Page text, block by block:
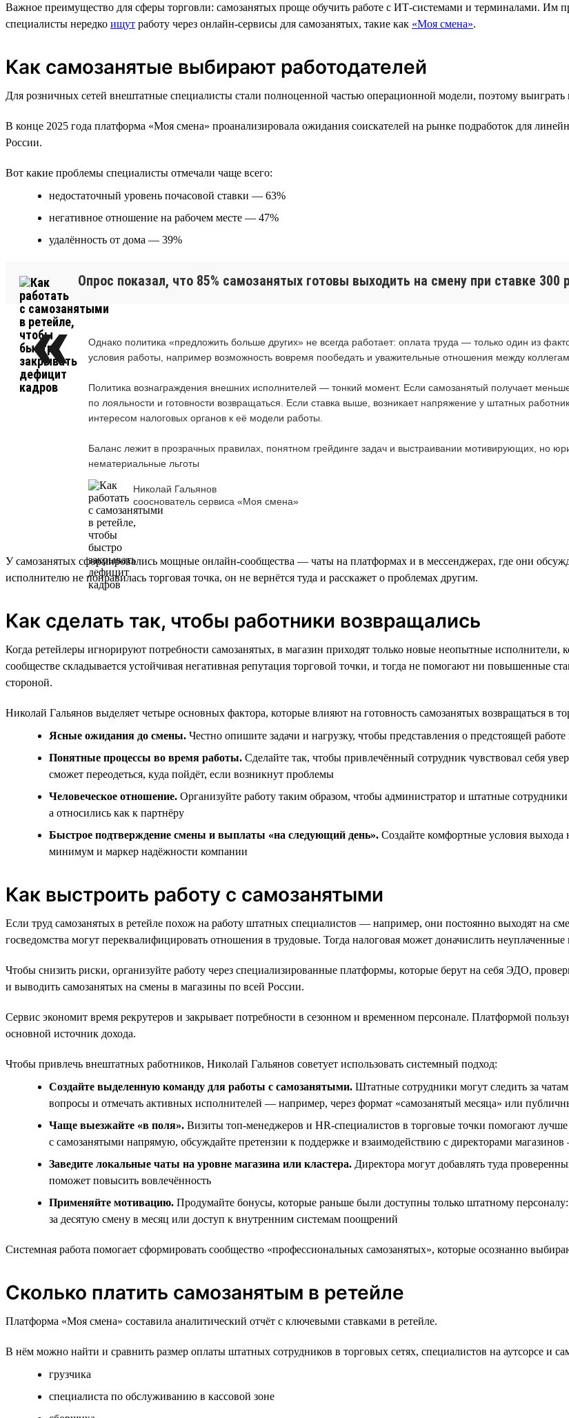
Важное преимущество для сферы торговли: самозанятых проще обучить работе с ИТ-системами и терминалами.
специалисты нередко ищут работу через онлайн-сервисы для самозанятых, такие как «Моя смена».
Как самозанятые выбирают работодателей
Для розничных сетей внештатные специалисты стали полноценной частью операционной модели, поэтому
В конце 2025 года платформа «Моя смена» проанализировала ожидания соискателей на рынке подработок для
России.
Вот какие проблемы специалисты отмечали чаще всего:
недостаточный уровень почасовой ставки — 63%
негативное отношение на рабочем месте — 47%
удалённость от дома — 39%
Опрос показал, что 85% самозанятых готовы выходить на смену при ставке 300
Однако политика «предложить больше других» не всегда работает: оплата труда — только один из
условия работы, например возможность вовремя пообедать и уважительные отношения между
Политика вознаграждения внешних исполнителей — тонкий момент. Если самозанятый получает
по лояльности и готовности возвращаться. Если ставка выше, возникает напряжение у штатных
интересом налоговых органов к её модели работы.
Баланс лежит в прозрачных правилах, понятном грейдинге задач и выстраивании мотивирующих, но
нематериальные льготы
Николай Гальянов
сооснователь сервиса «Моя смена»
У самозанятых сформировались мощные онлайн‑сообщества — чаты на платформах и в мессенджерах, где они
исполнителю не понравилась торговая точка, он не вернётся туда и расскажет о проблемах другим.
Как сделать так, чтобы работники возвращались
Когда ретейлеры игнорируют потребности самозанятых, в магазин приходят только новые неопытные
сообществе складывается устойчивая негативная репутация торговой точки, и тогда не помогают ни повышенные
стороной.
Николай Гальянов выделяет четыре основных фактора, которые влияют на готовность самозанятых возвращаться в
Ясные ожидания до смены. Честно опишите задачи и нагрузку, чтобы представления о предстоящей
Понятные процессы во время работы. Сделайте так, чтобы привлечённый сотрудник чувствовал себя
сможет переодеться, куда пойдёт, если возникнут проблемы
Человеческое отношение. Организуйте работу таким образом, чтобы администратор и штатные
а относились как к партнёру
Быстрое подтверждение смены и выплаты «на следующий день». Создайте комфортные условия выхода
минимум и маркер надёжности компании
Как выстроить работу с самозанятыми
Если труд самозанятых в ретейле похож на работу штатных специалистов — например, они постоянно выходят на
госведомства могут переквалифицировать отношения в трудовые. Тогда налоговая может доначислить
Чтобы снизить риски, организуйте работу через специализированные платформы, которые берут на себя ЭДО,
и выводить самозанятых на смены в магазины по всей России.
Сервис экономит время рекрутеров и закрывает потребности в сезонном и временном персонале. Платформой
основной источник дохода.
Чтобы привлечь внештатных работников, Николай Гальянов советует использовать системный подход:
Создайте выделенную команду для работы с самозанятыми. Штатные сотрудники могут следить за
вопросы и отмечать активных исполнителей — например, через формат «самозанятый месяца» или
Чаще выезжайте «в поля». Визиты топ‑менеджеров и HR‑специалистов в торговые точки помогают
с самозанятыми напрямую, обсуждайте претензии к поддержке и взаимодействию с директорами магазинов
Заведите локальные чаты на уровне магазина или кластера. Директора могут добавлять туда
поможет повысить вовлечённость
Применяйте мотивацию. Продумайте бонусы, которые раньше были доступны только штатному
за десятую смену в месяц или доступ к внутренним системам поощрений
Системная работа помогает сформировать сообщество «профессиональных самозанятых», которые осознанно
Сколько платить самозанятым в ретейле
Платформа «Моя смена» составила аналитический отчёт с ключевыми ставками в ретейле.
В нём можно найти и сравнить размер оплаты штатных сотрудников в торговых сетях, специалистов на аутсорсе и
грузчика
специалиста по обслуживанию в кассовой зоне